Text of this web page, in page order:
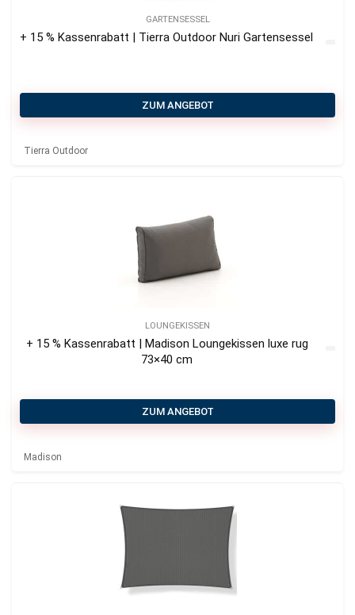
GARTENSESSEL
+ 15 % Kassenrabatt | Tierra Outdoor Nuri Gartensessel
ZUM ANGEBOT
Tierra Outdoor
LOUNGEKISSEN
+ 15 % Kassenrabatt | Madison Loungekissen luxe rug
73×40 cm
ZUM ANGEBOT
Madison